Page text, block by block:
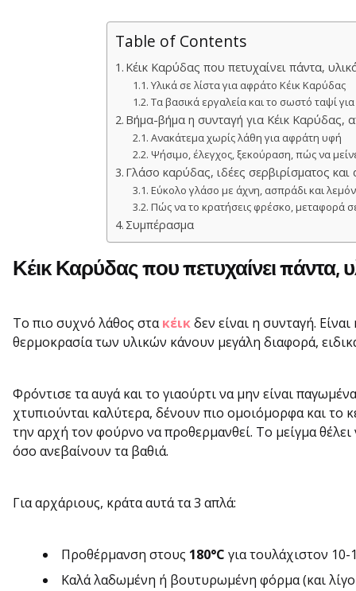
Table of Contents
Κέικ Καρύδας που πετυχαίνει πάντα,
Υλικά σε λίστα για αφράτο Κέικ Καρύδας
Τα βασικά εργαλεία και το σωστό ταψί
Βήμα-βήμα η συνταγή για Κέικ Καρύδας,
Ανακάτεμα χωρίς λάθη για αφράτη υφή
Ψήσιμο, έλεγχος, ξεκούραση, πώς να
Γλάσο καρύδας, ιδέες σερβιρίσματος
Εύκολο γλάσο με άχνη, ασπράδι και
Πώς να το κρατήσεις φρέσκο, μεταφορά
Συμπέρασμα
Κέικ Καρύδας που πετυχαίνει πάντα,
Το πιο συχνό λάθος στακέικδεν είναι η συνταγή.
θερμοκρασία των υλικών κάνουν μεγάλη διαφορά,
Φρόντισε τα αυγά και το γιαούρτι να μην είναι
χτυπιούνται καλύτερα, δένουν πιο ομοιόμορφα και το
την αρχή τον φούρνο να προθερμανθεί. Το μείγμα θέλει
όσο ανεβαίνουν τα βαθιά.
Για αρχάριους, κράτα αυτά τα 3 απλά:
Προθέρμανση στους 180°C για τουλάχιστον 10-
Καλά λαδωμένη ή βουτυρωμένη φόρμα (και